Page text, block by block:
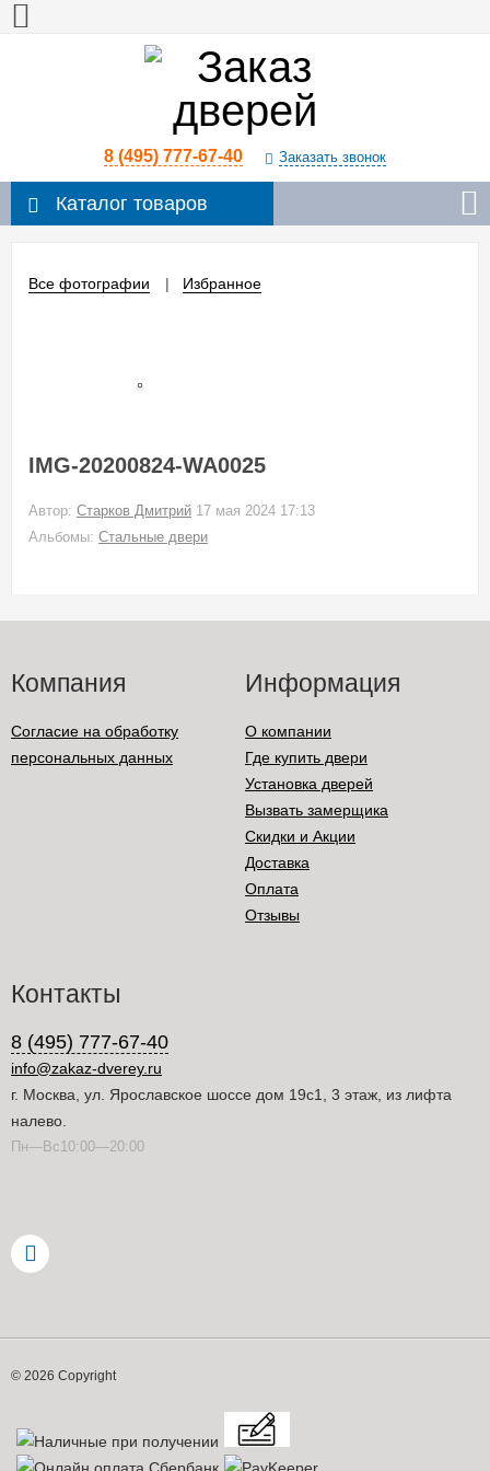
8 (495) 777-67-40 Заказать звонок
Каталог товаров
Все фотографии Избранное
IMG-20200824-WA0025
Автор: Старков Дмитрий 17 мая 2024 17:13
Альбомы: Стальные двери
Компания
Согласие на обработку
персональных данных
Информация
О компании
Где купить двери
Установка дверей
Вызвать замерщика
Скидки и Акции
Доставка
Оплата
Отзывы
Контакты
8 (495) 777-67-40
info@zakaz-dverey.ru
г. Москва, ул. Ярославское шоссе дом 19с1, 3 этаж, из лифта
налево.
Пн—Вс10:00—20:00
© 2026 Copyright